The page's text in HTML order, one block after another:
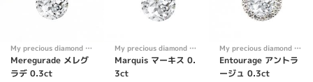
My precious diamond Necklace
Meregurade メレグ
ラデ 0.3ct
My precious diamond Necklace
Marquis マーキス 0.
3ct
My precious diamond Necklace
Entourage アントラ
ージュ 0.3ct